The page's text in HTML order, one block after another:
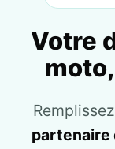
Votre
moto,
partenaire